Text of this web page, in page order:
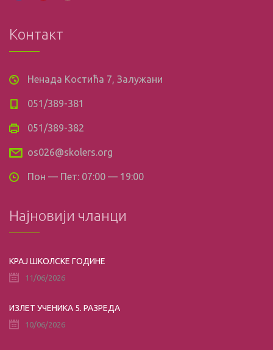
Контакт
Ненада Костића 7, Залужани
051/389-381
051/389-382
os026@skolers.org
Пон — Пет: 07:00 — 19:00
Најновији чланци
КРАЈ ШКОЛСКЕ ГОДИНЕ
11/06/2026
ИЗЛЕТ УЧЕНИКА 5. РАЗРЕДА
10/06/2026